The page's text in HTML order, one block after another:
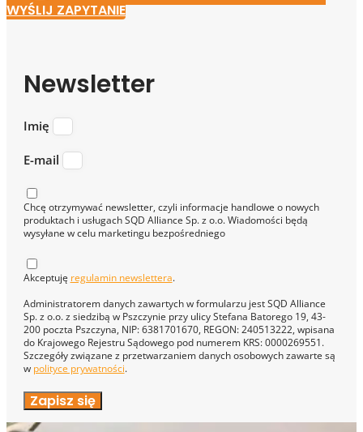
WYŚLIJ ZAPYTANIE
Newsletter
Imię
E-mail
Chcę otrzymywać newsletter, czyli informacje handlowe o nowych
produktach i usługach SQD Alliance Sp. z o.o. Wiadomości będą
wysyłane w celu marketingu bezpośredniego
Akceptuję regulamin newslettera.
Administratorem danych zawartych w formularzu jest SQD Alliance
Sp. z o.o. z siedzibą w Pszczynie przy ulicy Stefana Batorego 19, 43-
200 poczta Pszczyna, NIP: 6381701670, REGON: 240513222, wpisana
do Krajowego Rejestru Sądowego pod numerem KRS: 0000269551.
Szczegóły związane z przetwarzaniem danych osobowych zawarte są
w polityce prywatności.
Zapisz się